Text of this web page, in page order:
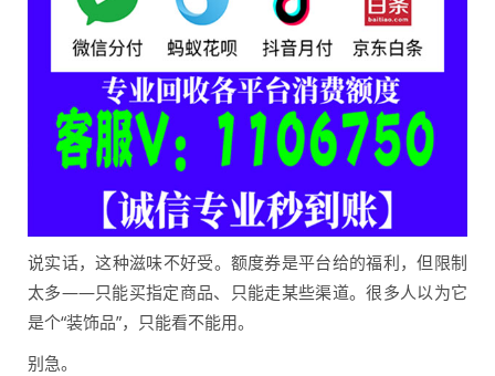
说实话，这种滋味不好受。额度券是平台给的福利，但限制
太多——只能买指定商品、只能走某些渠道。很多人以为它
是个“装饰品”，只能看不能用。
别急。